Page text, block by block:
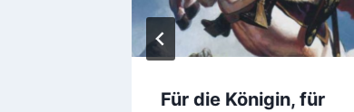
Für die Königin, für